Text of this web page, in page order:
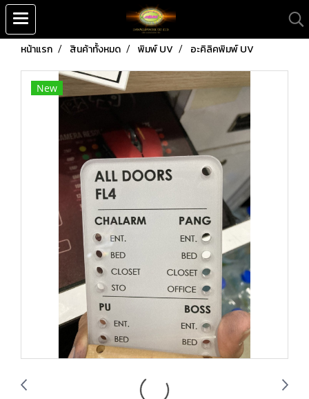
หน้าแรก สินค้าทั้งหมด พิมพ์ UV อะคิลิคพิมพ์ UV
New